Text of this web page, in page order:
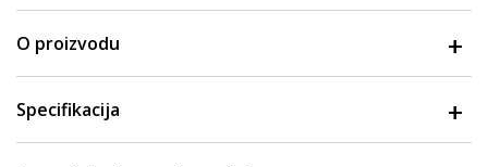
O proizvodu
Specifikacija